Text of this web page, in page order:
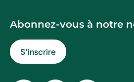
Abonnez-vous à notre
S'inscrire